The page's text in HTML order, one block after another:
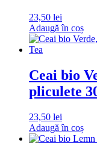
23,50 lei
Adaugă în coș
Ceai bio
pliculete
23,50 lei
Adaugă în coș